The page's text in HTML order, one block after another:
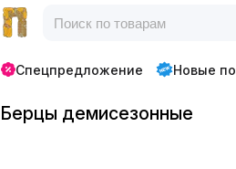
Спецпредложение Новые
Берцы демисезонные